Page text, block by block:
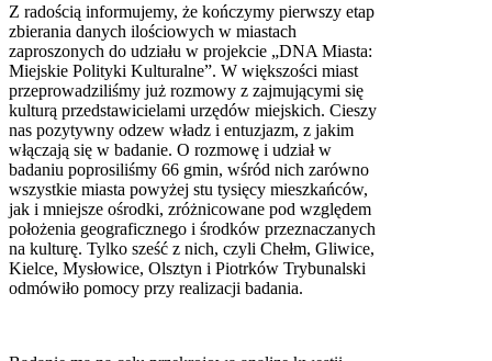
Z radością informujemy, że kończymy pierwszy etap
zbierania danych ilościowych w miastach
zaproszonych do udziału w projekcie „DNA Miasta:
Miejskie Polityki Kulturalne”. W większości miast
przeprowadziliśmy już rozmowy z zajmującymi się
kulturą przedstawicielami urzędów miejskich. Cieszy
nas pozytywny odzew władz i entuzjazm, z jakim
włączają się w badanie. O rozmowę i udział w
badaniu poprosiliśmy 66 gmin, wśród nich zarówno
wszystkie miasta powyżej stu tysięcy mieszkańców,
jak i mniejsze ośrodki, zróżnicowane pod względem
położenia geograficznego i środków przeznaczanych
na kulturę. Tylko sześć z nich, czyli Chełm, Gliwice,
Kielce, Mysłowice, Olsztyn i Piotrków Trybunalski
odmówiło pomocy przy realizacji badania.